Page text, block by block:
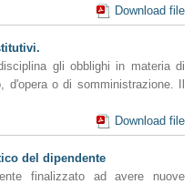
Download file
gli obblighi in materia di
d'opera o di somministrazione. Il
Download file
del dipendente
finalizzato ad avere nuove